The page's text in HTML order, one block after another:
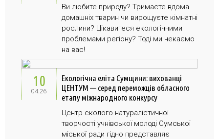
Ви любите природу? Тримаєте вдома
домашніх тварин чи вирощуєте кімнатні
рослини? Цікавитеся екологічними
проблемами регіону? Тоді ми чекаємо
на вас!
10
04.26
Екологічна еліта Сумщини: вихованці
ЦЕНТУМ — серед переможців обласного
етапу міжнародного конкурсу
Центр еколого-натуралістичної
творчості учнівської молоді Сумської
міської ради гідно представляє